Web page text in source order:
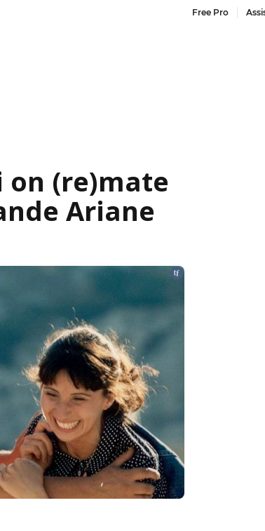
Free Pro
on (re)mate
Ariane